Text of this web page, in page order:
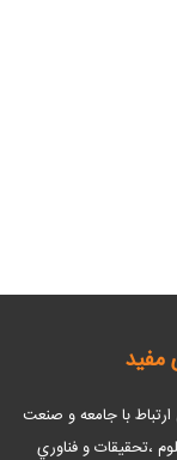
مفید
ارتباط با جامعه و صنعت
،تحقيقات و فناوري